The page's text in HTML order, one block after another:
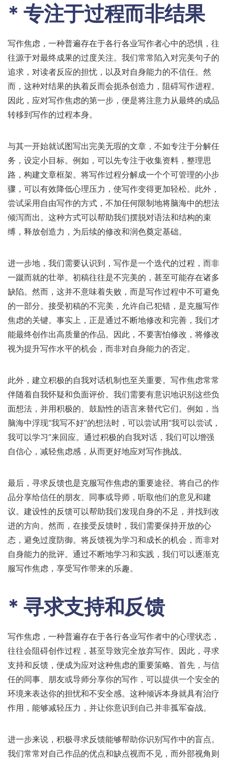
* 专注于过程而非结果
写作焦虑，一种普遍存在于各行各业写作者心中的恐惧，往
往源于对最终成果的过度关注。我们常常陷入对完美句子的
追求，对读者反应的担忧，以及对自身能力的不信任。然
而，这种对结果的执着反而会扼杀创造力，阻碍写作进程。
因此，应对写作焦虑的第一步，便是将注意力从最终的成品
转移到写作的过程本身。
与其一开始就试图写出完美无瑕的文章，不如专注于分解任
务，设定小目标。例如，可以先专注于收集资料，整理思
路，构建文章框架。将写作过程分解成一个个可管理的小步
骤，可以有效降低心理压力，使写作变得更加轻松。此外，
尝试采用自由写作的方式，不加任何限制地将脑海中的想法
倾泻而出。这种方式可以帮助我们摆脱对语法和结构的束
缚，释放创造力，为后续的修改和润色奠定基础。
进一步地，我们需要认识到，写作是一个迭代的过程，而非
一蹴而就的壮举。初稿往往是不完美的，甚至可能存在诸多
缺陷。然而，这并不意味着失败，而是写作过程中不可避免
的一部分。接受初稿的不完美，允许自己犯错，是克服写作
焦虑的关键。事实上，正是通过不断地修改和完善，我们才
能最终创作出高质量的作品。因此，不要害怕修改，将修改
视为提升写作水平的机会，而非对自身能力的否定。
此外，建立积极的自我对话机制也至关重要。写作焦虑常常
伴随着自我怀疑和负面评价。我们需要有意识地识别这些负
面想法，并用积极的、鼓励性的语言来替代它们。例如，当
脑海中浮现“我写不好”的想法时，可以尝试用“我可以尝试，
我可以学习”来回应。通过积极的自我对话，我们可以增强
自信心，减轻焦虑感，从而更好地应对写作挑战。
最后，寻求反馈也是克服写作焦虑的重要途径。将自己的作
品分享给信任的朋友、同事或导师，听取他们的意见和建
议。建设性的反馈可以帮助我们发现自身的不足，并找到改
进的方向。然而，在接受反馈时，我们需要保持开放的心
态，避免过度防御。将反馈视为学习和成长的机会，而非对
自身能力的批评。通过不断地学习和实践，我们可以逐渐克
服写作焦虑，享受写作带来的乐趣。
* 寻求支持和反馈
写作焦虑，一种普遍存在于各行各业写作者中的心理状态，
往往会阻碍创作过程，甚至导致完全放弃写作。因此，寻求
支持和反馈，便成为应对这种焦虑的重要策略。首先，与信
任的同事、朋友或导师分享你的写作，可以提供一个安全的
环境来表达你的担忧和不安全感。这种倾诉本身就具有治疗
作用，能够减轻压力，并让你意识到自己并非孤军奋战。
进一步来说，积极寻求反馈能够帮助你识别写作中的盲点。
我们常常对自己作品的优点和缺点视而不见，而外部视角则